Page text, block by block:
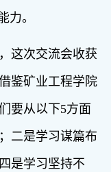
力。
这次交流会收获
鉴矿业工程学院
要从以下5方面
二是学习谋篇布
是学习坚持不